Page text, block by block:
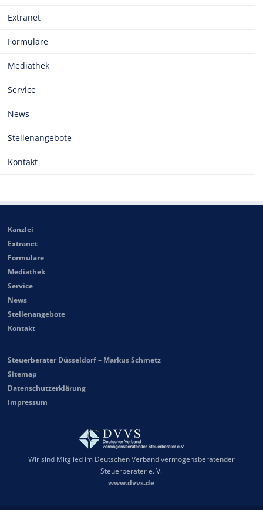
Extranet
Formulare
Mediathek
Service
News
Stellenangebote
Kontakt
Kanzlei
Extranet
Formulare
Mediathek
Service
News
Stellenangebote
Kontakt
Steuerberater Düsseldorf – Markus Schmetz
Sitemap
Datenschutzerklärung
Impressum
Wir sind Mitglied im Deutschen Verband vermögensberatender
Steuerberater e. V.
www.dvvs.de